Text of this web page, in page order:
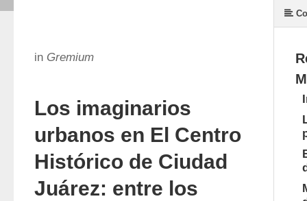
in Gremium
Los imaginarios
urbanos en El Centro
Histórico de Ciudad
Juárez: entre los